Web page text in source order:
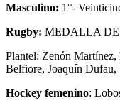
Masculino: 1°-
Rugby: MEDALLA DE
Plantel: Zenón
Belfiore, Joaquín Dufau,
Hockey femenino: